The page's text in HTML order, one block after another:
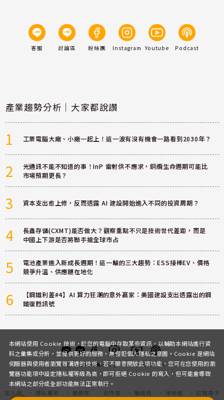
客服 討論區 粉絲團 Instagram Youtube Podcast
產業趨勢分析｜大家都說讚
1 工業電腦大廠、小廠一起上！這一波有沒有機會一路看到2030年？
2
光通訊不能不知道的事！InP 雷射供不應求，銅纜生命週期可能比
市場預期更長？
3 資本支出愈上修，反而透露 AI 建設開始進入不同的投資周期？
4
長鑫存儲(CXMT)能否做大？觀察重點不只是技術世代差距，而是
中國上下游是否將聯手搶全球市占
5
電池產業進入新成長週期！這一輪的三大趨勢：ESS接棒EV、價格
競爭升溫、供應鏈在地化
6
【鋼鐵利差#4】AI 算力狂潮的意外贏家：美國建設支出透露出的鋼
鐵復甦訊號
客服 討論區粉絲團InstagramYoutubePodcast
加入我
隱私權政
服務條
合作提
聯絡我
場地租
訂閱電子
本網站使用 Cookie 技術，於您的電腦中存取某些資訊，以輔助本網站進行資
料之彙集或分析，並提供更好的服務，無侵犯個人隱私之意圖。Cookie 是網站
伺服器與使用者瀏覽器溝通的技術，若不願意開放此項功能，您可在您使用的瀏
覽器功能項中設定隱私權等級為高，即可拒絕 Cookie 的寫入，但可能會導致
本網站之部分或全部功能無法正常執行。